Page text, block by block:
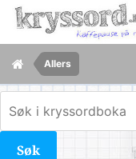
Allers
Søk